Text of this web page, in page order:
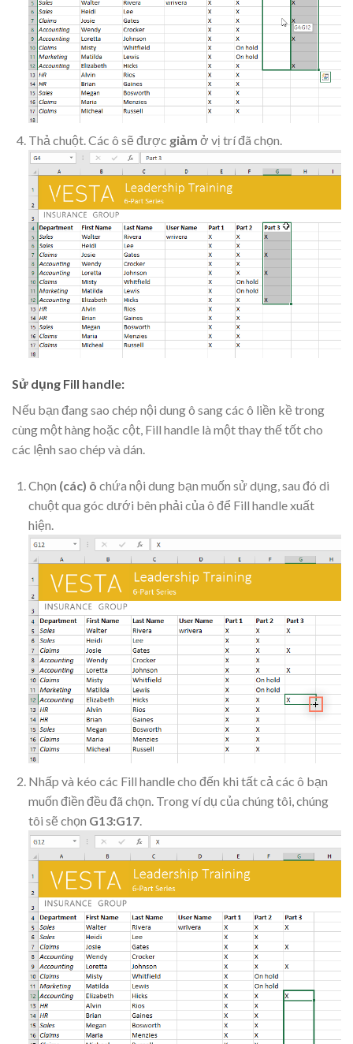
Thả chuột. Các ô sẽ được giảm ở vị trí đã chọn.
Sử dụng Fill handle:
Nếu bạn đang sao chép nội dung ô sang các ô liền kề trong
cùng một hàng hoặc cột, Fill handle là một thay thế tốt cho
các lệnh sao chép và dán.
Chọn (các) ô chứa nội dung bạn muốn sử dụng, sau đó di
chuột qua góc dưới bên phải của ô để Fill handle xuất
hiện.
Nhấp và kéo các Fill handle cho đến khi tất cả các ô bạn
muốn điền đều đã chọn. Trong ví dụ của chúng tôi, chúng
tôi sẽ chọn G13:G17.